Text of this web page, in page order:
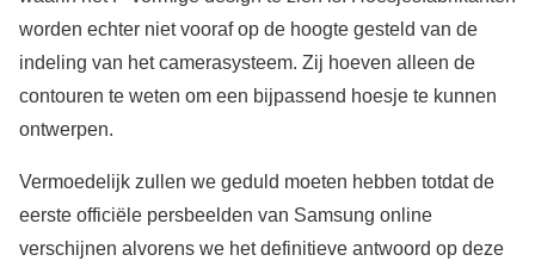
worden echter niet vooraf op de hoogte gesteld van de
indeling van het camerasysteem. Zij hoeven alleen de
contouren te weten om een bijpassend hoesje te kunnen
ontwerpen.
Vermoedelijk zullen we geduld moeten hebben totdat de
eerste officiële persbeelden van Samsung online
verschijnen alvorens we het definitieve antwoord op deze